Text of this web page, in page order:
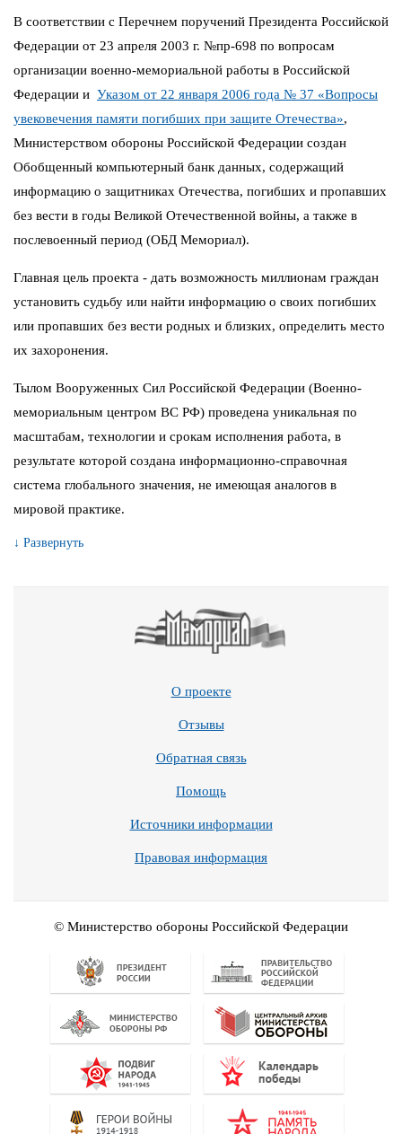
В соответствии с Перечнем поручений Президента Российской
Федерации от 23 апреля 2003 г. №пр-698 по вопросам
организации военно-мемориальной работы в Российской
Федерации и Указом от 22 января 2006 года № 37 «Вопросы
увековечения памяти погибших при защите Отечества»,
Министерством обороны Российской Федерации создан
Обобщенный компьютерный банк данных, содержащий
информацию о защитниках Отечества, погибших и пропавших
без вести в годы Великой Отечественной войны, а также в
послевоенный период (ОБД Мемориал).
Главная цель проекта - дать возможность миллионам граждан
установить судьбу или найти информацию о своих погибших
или пропавших без вести родных и близких, определить место
их захоронения.
Тылом Вооруженных Сил Российской Федерации (Военно-
мемориальным центром ВС РФ) проведена уникальная по
масштабам, технологии и срокам исполнения работа, в
результате которой создана информационно-справочная
система глобального значения, не имеющая аналогов в
мировой практике.
↓ Развернуть
О проекте
Отзывы
Обратная связь
Помощь
Источники информации
Правовая информация
© Министерство обороны Российской Федерации